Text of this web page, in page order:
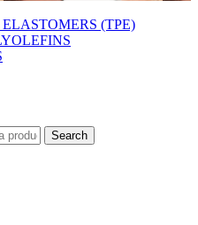
(TPE)
Search